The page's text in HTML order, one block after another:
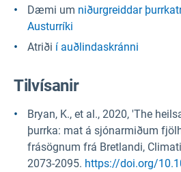
Dæmi um niðurgreiddar
Austurríki
Atriði í auðlindaskránni
Tilvísanir
Bryan, K., et al., 2020, 'The
þurrka: mat á sjónarmiðum
frásögnum frá Bretlandi,
2073-2095. https://doi.org/